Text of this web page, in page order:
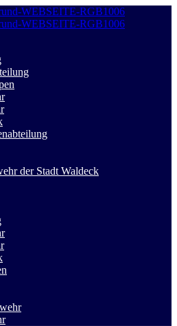
der Stadt Waldeck